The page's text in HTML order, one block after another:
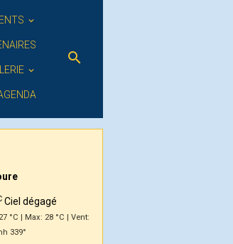
Ciel dégagé
°C | Max: 28 °C | Vent:
339°